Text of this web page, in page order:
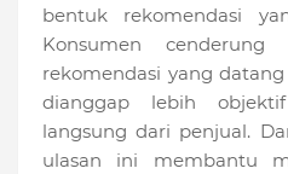
bentuk rekomendasi
Konsumen
rekomendasi yang
dianggap lebih
langsung dari penjual.
ulasan ini membantu